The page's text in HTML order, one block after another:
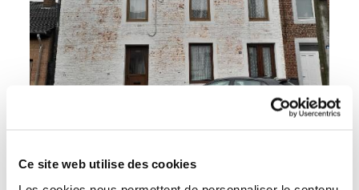
Ce site web utilise des cookies
Maisons